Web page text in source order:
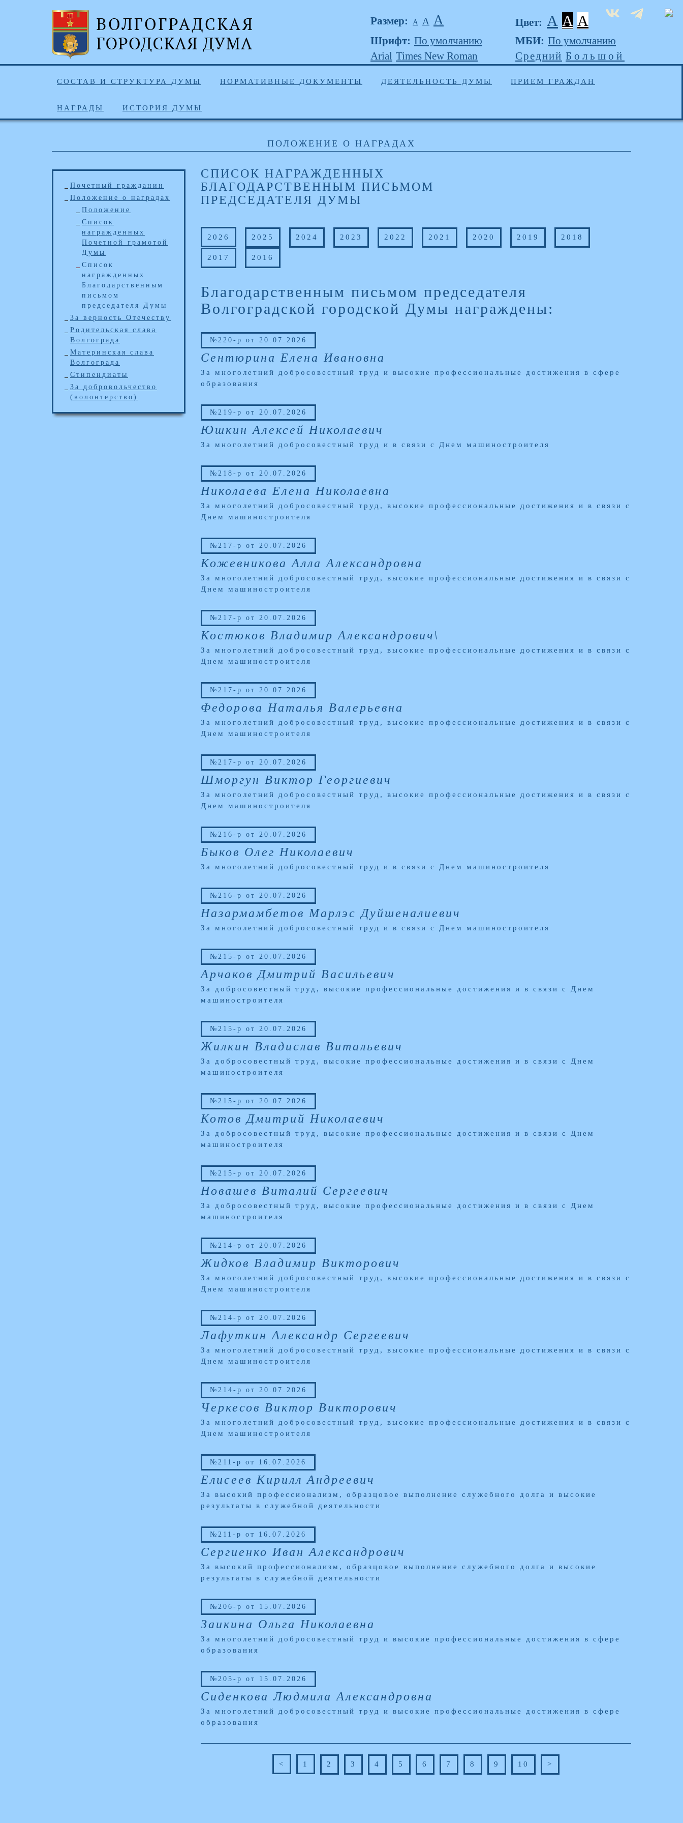
Размер: А А А Цвет: A A A
Шрифт: По умолчанию
Arial Times New Roman
МБИ: По умолчанию
Средний Большой
СОСТАВ И СТРУКТУРА ДУМЫ НОРМАТИВНЫЕ ДОКУМЕНТЫ ДЕЯТЕЛЬНОСТЬ ДУМЫ ПРИЕМ ГРАЖДАН
НАГРАДЫ ИСТОРИЯ ДУМЫ
ПОЛОЖЕНИЕ О НАГРАДАХ
Почетный гражданин
Положение о наградах
Положение
Список
награжденных
Почетной грамотой
Думы
Список
награжденных
Благодарственным
письмом
председателя Думы
За верность Отечеству
Родительская слава
Волгограда
Материнская слава
Волгограда
Стипендиаты
За добровольчество
(волонтерство)
СПИСОК НАГРАЖДЕННЫХ
БЛАГОДАРСТВЕННЫМ ПИСЬМОМ
ПРЕДСЕДАТЕЛЯ ДУМЫ
2026 2025 2024 2023 2022 2021 2020 2019 2018
2017 2016
Благодарственным письмом председателя
Волгоградской городской Думы награждены:
№220-р от 20.07.2026
Сентюрина Елена Ивановна
За многолетний добросовестный труд и высокие профессиональные достижения в сфере
образования
№219-р от 20.07.2026
Юшкин Алексей Николаевич
За многолетний добросовестный труд и в связи с Днем машиностроителя
№218-р от 20.07.2026
Николаева Елена Николаевна
За многолетний добросовестный труд, высокие профессиональные достижения и в связи с
Днем машиностроителя
№217-р от 20.07.2026
Кожевникова Алла Александровна
За многолетний добросовестный труд, высокие профессиональные достижения и в связи с
Днем машиностроителя
№217-р от 20.07.2026
Костюков Владимир Александрович\
За многолетний добросовестный труд, высокие профессиональные достижения и в связи с
Днем машиностроителя
№217-р от 20.07.2026
Федорова Наталья Валерьевна
За многолетний добросовестный труд, высокие профессиональные достижения и в связи с
Днем машиностроителя
№217-р от 20.07.2026
Шморгун Виктор Георгиевич
За многолетний добросовестный труд, высокие профессиональные достижения и в связи с
Днем машиностроителя
№216-р от 20.07.2026
Быков Олег Николаевич
За многолетний добросовестный труд и в связи с Днем машиностроителя
№216-р от 20.07.2026
Назармамбетов Марлэс Дуйшеналиевич
За многолетний добросовестный труд и в связи с Днем машиностроителя
№215-р от 20.07.2026
Арчаков Дмитрий Васильевич
За добросовестный труд, высокие профессиональные достижения и в связи с Днем
машиностроителя
№215-р от 20.07.2026
Жилкин Владислав Витальевич
За добросовестный труд, высокие профессиональные достижения и в связи с Днем
машиностроителя
№215-р от 20.07.2026
Котов Дмитрий Николаевич
За добросовестный труд, высокие профессиональные достижения и в связи с Днем
машиностроителя
№215-р от 20.07.2026
Новашев Виталий Сергеевич
За добросовестный труд, высокие профессиональные достижения и в связи с Днем
машиностроителя
№214-р от 20.07.2026
Жидков Владимир Викторович
За многолетний добросовестный труд, высокие профессиональные достижения и в связи с
Днем машиностроителя
№214-р от 20.07.2026
Лафуткин Александр Сергеевич
За многолетний добросовестный труд, высокие профессиональные достижения и в связи с
Днем машиностроителя
№214-р от 20.07.2026
Черкесов Виктор Викторович
За многолетний добросовестный труд, высокие профессиональные достижения и в связи с
Днем машиностроителя
№211-р от 16.07.2026
Елисеев Кирилл Андреевич
За высокий профессионализм, образцовое выполнение служебного долга и высокие
результаты в служебной деятельности
№211-р от 16.07.2026
Сергиенко Иван Александрович
За высокий профессионализм, образцовое выполнение служебного долга и высокие
результаты в служебной деятельности
№206-р от 15.07.2026
Заикина Ольга Николаевна
За многолетний добросовестный труд и высокие профессиональные достижения в сфере
образования
№205-р от 15.07.2026
Сиденкова Людмила Александровна
За многолетний добросовестный труд и высокие профессиональные достижения в сфере
образования
< 1 2 3 4 5 6 7 8 9 10 >